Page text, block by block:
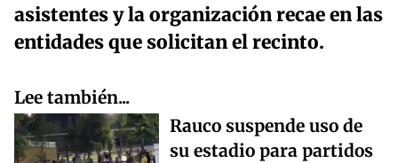
asistentes y la organización recae en las
entidades que solicitan el recinto.
Lee también...
Rauco suspende uso de
su estadio para partidos